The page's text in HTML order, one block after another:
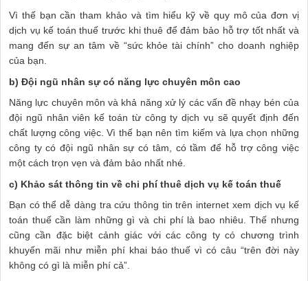
Vì thế bạn cần tham khảo và tìm hiểu kỹ về quy mô của đơn vị
dịch vụ kế toán thuế trước khi thuê để đảm bảo hỗ trợ tốt nhất và
mang đến sự an tâm về “sức khỏe tài chính” cho doanh nghiệp
của bạn.
b) Đội ngũ nhân sự có năng lực chuyên môn cao
Năng lực chuyên môn và khả năng xử lý các vấn đề nhạy bén của
đội ngũ nhân viên kế toán từ công ty dịch vụ sẽ quyết định đến
chất lượng công việc. Vì thế bạn nên tìm kiếm và lựa chọn những
công ty có đội ngũ nhân sự có tâm, có tầm để hỗ trợ công việc
một cách trọn vẹn và đảm bảo nhất nhé.
c) Khảo sát thông tin về chi phí thuê dịch vụ kế toán thuế
Bạn có thể dễ dàng tra cứu thông tin trên internet xem dịch vụ kế
toán thuế cần làm những gì và chi phí là bao nhiêu. Thế nhưng
cũng cần đặc biệt cảnh giác với các công ty có chương trình
khuyến mãi như miễn phí khai báo thuế vì có câu “trên đời này
không có gì là miễn phí cả”.